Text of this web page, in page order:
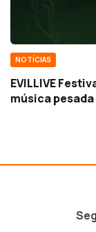
NOTÍCIAS
EVILLIVE
música pesada